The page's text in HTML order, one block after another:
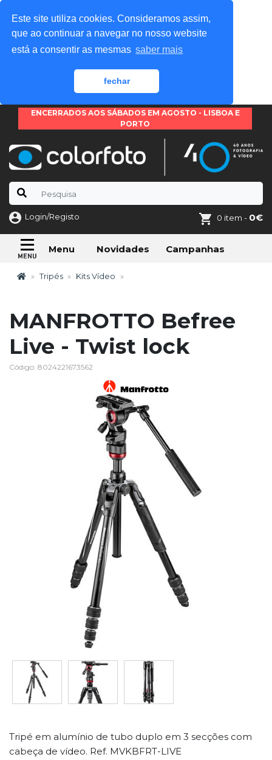
Este site utiliza cookies. Consideramos assim,
que ao continuar a navegar no nosso website
está a consentir as mesmas saber mais
fechar
ENCERRADOS AOS SÁBADOS EM AGOSTO - LISBOA E
PORTO
Login/Registo 0 item - 0€
Menu Novidades Campanhas
Tripés Kits Vídeo
MANFROTTO Befree
Live - Twist lock
Código: 8024221673562
Tripé em alumínio de tubo duplo em 3 secções com
cabeça de vídeo. Ref. MVKBFRT-LIVE